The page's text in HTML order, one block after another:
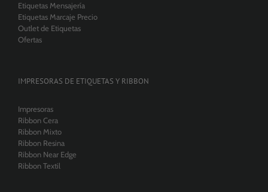
Etiquetas Mensajería
Etiquetas Marcaje Precio
Outlet de Etiquetas
Ofertas
IMPRESORAS DE ETIQUETAS Y RIBBON
Impresoras
Ribbon Cera
Ribbon Mixto
Ribbon Resina
Ribbon Near Edge
Ribbon Textil